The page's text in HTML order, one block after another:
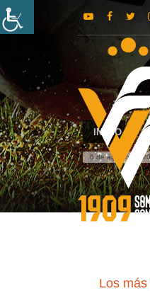
INICIO
6 de agosto de
Los